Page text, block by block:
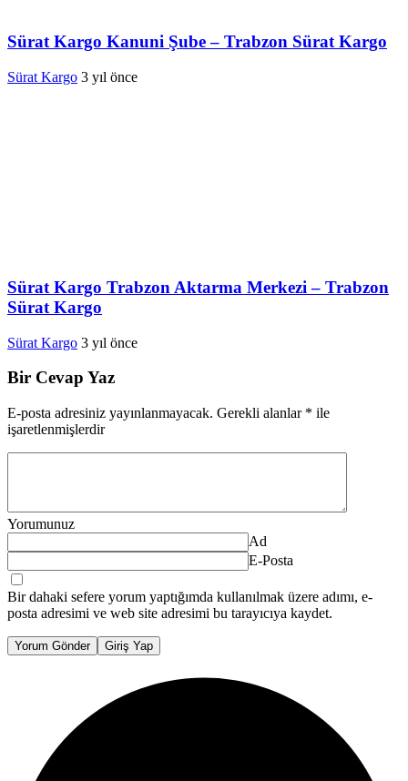
Sürat Kargo Kanuni Şube – Trabzon Sürat Kargo
Sürat Kargo 3 yıl önce
Sürat Kargo Trabzon Aktarma Merkezi – Trabzon
Sürat Kargo
Sürat Kargo 3 yıl önce
Bir Cevap Yaz
E-posta adresiniz yayınlanmayacak. Gerekli alanlar * ile
işaretlenmişlerdir
Yorumunuz
Ad
E-Posta
Bir dahaki sefere yorum yaptığımda kullanılmak üzere adımı, e-
posta adresimi ve web site adresimi bu tarayıcıya kaydet.
Yorum Gönder Giriş Yap